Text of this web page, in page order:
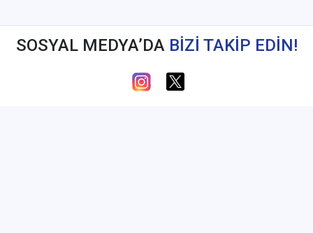
SOSYAL MEDYA’DA BİZİ TAKİP EDİN!